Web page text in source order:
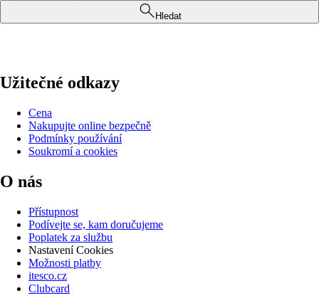
Hledat
Užitečné odkazy
Cena
Nakupujte online bezpečně
Podmínky používání
Soukromí a cookies
O nás
Přístupnost
Podívejte se, kam doručujeme
Poplatek za službu
Nastavení Cookies
Možnosti platby
itesco.cz
Clubcard